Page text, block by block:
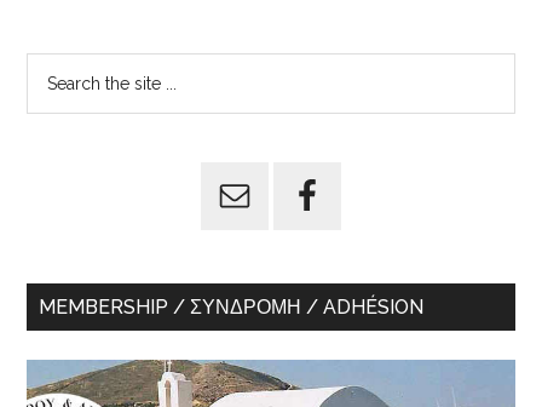
Primary
Sidebar
MEMBERSHIP / ΣΥΝΔΡΟΜΉ / ADHÉSION